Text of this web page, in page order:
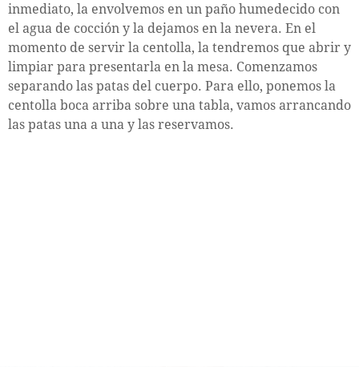
inmediato, la envolvemos en un paño humedecido con
el agua de cocción y la dejamos en la nevera. En el
momento de servir la centolla, la tendremos que abrir y
limpiar para presentarla en la mesa. Comenzamos
separando las patas del cuerpo. Para ello, ponemos la
centolla boca arriba sobre una tabla, vamos arrancando
las patas una a una y las reservamos.